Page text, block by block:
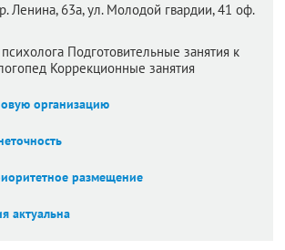
Ленина, 63а, ул. Молодой гвардии, 41 оф.
Подготовительные занятия к
Коррекционные занятия
организацию
размещение
актуальна